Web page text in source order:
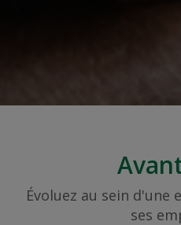
Évoluez au sein
ses